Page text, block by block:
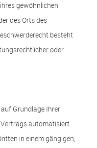
gewöhnlichen
des Orts des
besteht
oder
Grundlage Ihrer
automatisiert
in einem gängigen,